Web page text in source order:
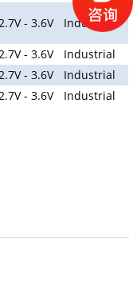
- 3.6V Industrial
- 3.6V
Industrial
- 3.6V
Industrial
- 3.6V Industrial